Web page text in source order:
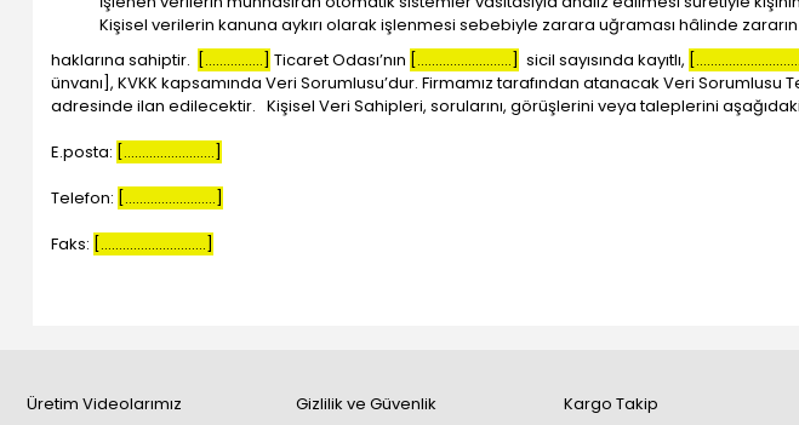
Kişisel verilerin kanuna aykırı olarak işlenmesi sebebiyle zarara uğraması hâlinde
haklarına sahiptir. [................] Ticaret Odası’nın [..........................] sicil sayısında kayıtlı,
ünvanı], KVKK kapsamında Veri Sorumlusu’dur. Firmamız tarafından atanacak Veri
adresinde ilan edilecektir. Kişisel Veri Sahipleri, sorularını, görüşlerini veya taleplerini
E.posta: [.........................]
Telefon: [.........................]
Faks: [.............................]
Üretim Videolarımız Gizlilik ve Güvenlik Kargo Takip